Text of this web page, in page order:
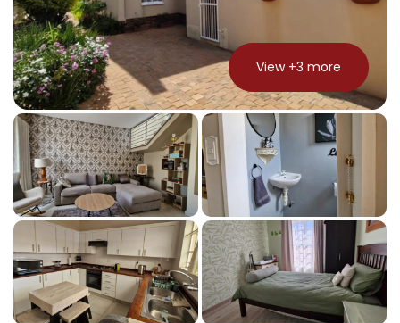
View +3 more